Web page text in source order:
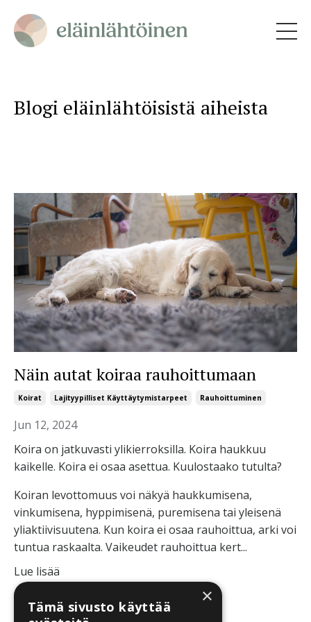
Blogi eläinlähtöisistä aiheista
Näin autat koiraa rauhoittumaan
Koirat Lajityypilliset Käyttäytymistarpeet Rauhoittuminen
Jun 12, 2024
Koira on jatkuvasti ylikierroksilla. Koira haukkuu
kaikelle. Koira ei osaa asettua. Kuulostaako tutulta?
Koiran levottomuus voi näkyä haukkumisena,
vinkumisena, hyppimisenä, puremisena tai yleisenä
yliaktiivisuutena. Kun koira ei osaa rauhoittua, arki voi
tuntua raskaalta. Vaikeudet rauhoittua kert...
Lue lisää
×
Tämä sivusto käyttää